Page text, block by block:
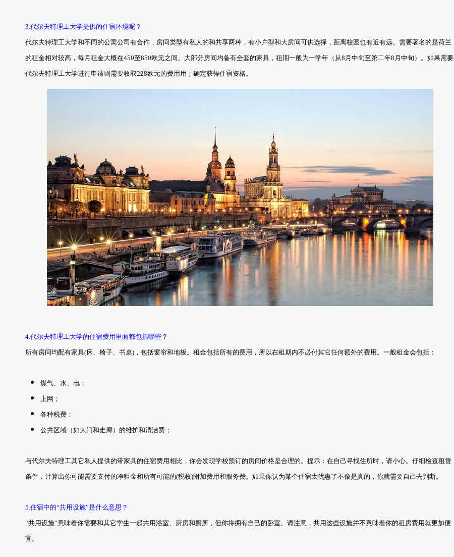
3.代尔夫特理工大学提供的住宿环境呢？
代尔夫特理工大学和不同的公寓公司有合作，房间类型有私人的和共享两种，有小户型和大房间可供选择，距离校园也有近有远。需要著名的是荷兰
的租金相对较高，每月租金大概在450至850欧元之间。大部分房间均备有全套的家具，租期一般为一学年（从8月中旬至第二年8月中旬）。如果需要
代尔夫特理工大学进行申请则需要收取228欧元的费用用于确定获得住宿资格。
4.代尔夫特理工大学的住宿费用里面都包括哪些？
所有房间均配有家具(床、椅子、书桌)，包括窗帘和地板。租金包括所有的费用，所以在租期内不必付其它任何额外的费用。一般租金会包括：
煤气、水、电；
上网；
各种税费；
公共区域（如大门和走廊）的维护和清洁费；
与代尔夫特理工其它私人提供的带家具的住宿费用相比，你会发现学校预订的房间价格是合理的。提示：在自己寻找住所时，请小心。仔细检查租赁
条件，计算出你可能需要支付的净租金和所有可能的(税收)附加费用和服务费。如果你认为某个住宿太优惠了不像是真的，你就需要自己去判断。
5.住宿中的“共用设施”是什么意思？
“共用设施”意味着你需要和其它学生一起共用浴室、厨房和厕所，但你将拥有自己的卧室。请注意，共用这些设施并不意味着你的租房费用就更加便
宜。